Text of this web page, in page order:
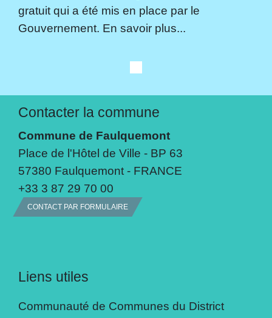
gratuit qui a été mis en place par le
Gouvernement. En savoir plus...
Contacter la commune
Commune de Faulquemont
Place de l'Hôtel de Ville - BP 63
57380 Faulquemont - FRANCE
+33 3 87 29 70 00
CONTACT PAR FORMULAIRE
Liens utiles
Communauté de Communes du District